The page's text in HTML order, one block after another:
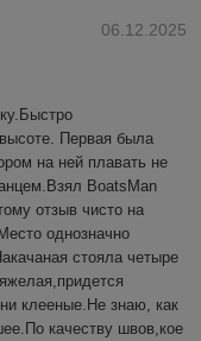
06.12.2025
Первая была
на ней плавать не
BoatsMan
отзыв чисто на
однозначно
стояла четыре
клееные.Не знаю, как
качеству швов,кое